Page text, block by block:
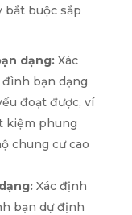
bắt buộc sắp
dạng:Xác
bạn dạng
đoạt được, ví
kiệm phung
chung cư cao
Xác định
bạn dự định